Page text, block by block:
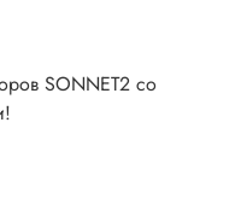
SONNET2 со